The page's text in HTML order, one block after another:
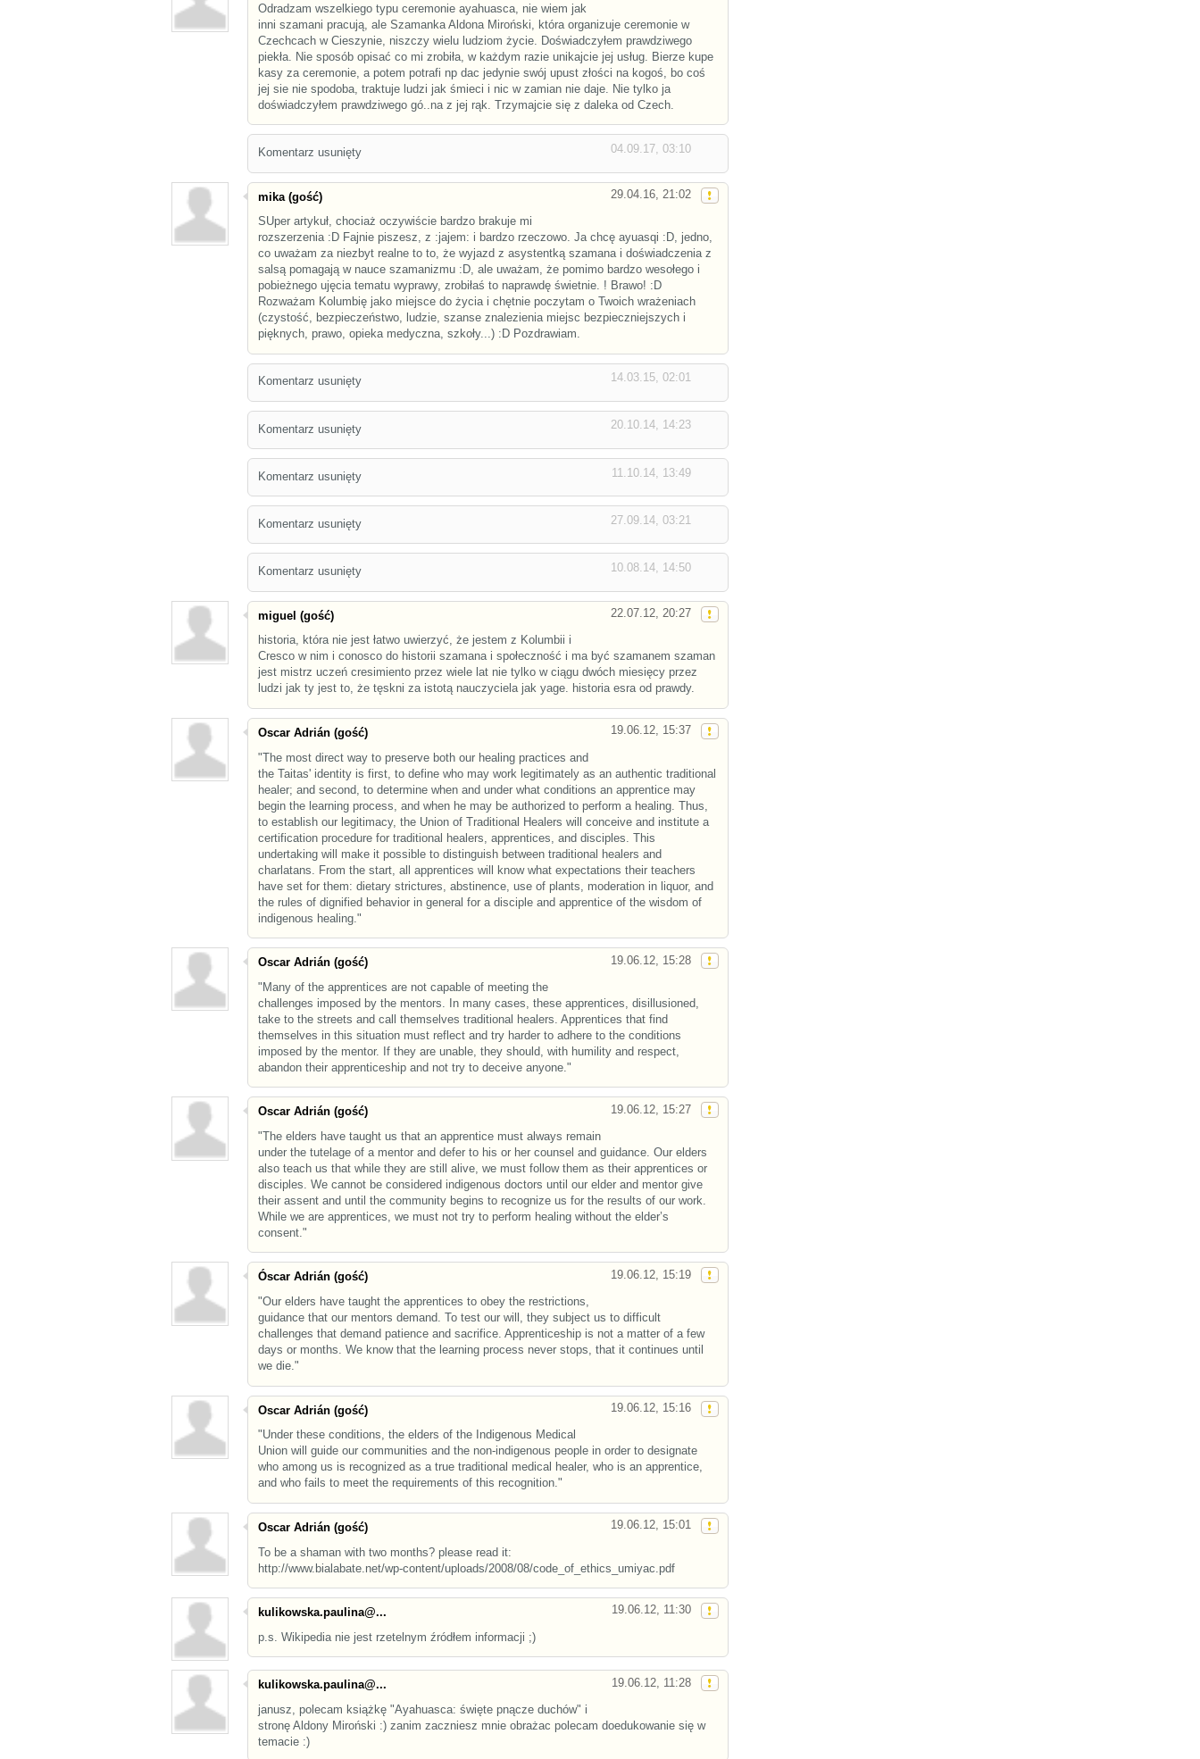
Odradzam wszelkiego typu ceremonie ayahuasca, nie wiem jak
inni szamani pracują, ale Szamanka Aldona Miroński, która organizuje ceremonie w
Czechcach w Cieszynie, niszczy wielu ludziom życie. Doświadczyłem prawdziwego
piekła. Nie sposób opisać co mi zrobiła, w każdym razie unikajcie jej usług. Bierze kupe
kasy za ceremonie, a potem potrafi np dac jedynie swój upust złości na kogoś, bo coś
jej sie nie spodoba, traktuje ludzi jak śmieci i nic w zamian nie daje. Nie tylko ja
doświadczyłem prawdziwego gó..na z jej rąk. Trzymajcie się z daleka od Czech.
04.09.17, 03:10
Komentarz usunięty
mika (gość) 29.04.16, 21:02
SUper artykuł, chociaż oczywiście bardzo brakuje mi
rozszerzenia :D Fajnie piszesz, z :jajem: i bardzo rzeczowo. Ja chcę ayuasqi :D, jedno,
co uważam za niezbyt realne to to, że wyjazd z asystentką szamana i doświadczenia z
salsą pomagają w nauce szamanizmu :D, ale uważam, że pomimo bardzo wesołego i
pobieżnego ujęcia tematu wyprawy, zrobiłaś to naprawdę świetnie. ! Brawo! :D
Rozważam Kolumbię jako miejsce do życia i chętnie poczytam o Twoich wrażeniach
(czystość, bezpieczeństwo, ludzie, szanse znalezienia miejsc bezpieczniejszych i
pięknych, prawo, opieka medyczna, szkoły...) :D Pozdrawiam.
14.03.15, 02:01
Komentarz usunięty
20.10.14, 14:23
Komentarz usunięty
11.10.14, 13:49
Komentarz usunięty
27.09.14, 03:21
Komentarz usunięty
10.08.14, 14:50
Komentarz usunięty
miguel (gość) 22.07.12, 20:27
historia, która nie jest łatwo uwierzyć, że jestem z Kolumbii i
Cresco w nim i conosco do historii szamana i społeczność i ma być szamanem szaman
jest mistrz uczeń cresimiento przez wiele lat nie tylko w ciągu dwóch miesięcy przez
ludzi jak ty jest to, że tęskni za istotą nauczyciela jak yage. historia esra od prawdy.
Oscar Adrián (gość) 19.06.12, 15:37
"The most direct way to preserve both our healing practices and
the Taitas' identity is first, to define who may work legitimately as an authentic traditional
healer; and second, to determine when and under what conditions an apprentice may
begin the learning process, and when he may be authorized to perform a healing. Thus,
to establish our legitimacy, the Union of Traditional Healers will conceive and institute a
certification procedure for traditional healers, apprentices, and disciples. This
undertaking will make it possible to distinguish between traditional healers and
charlatans. From the start, all apprentices will know what expectations their teachers
have set for them: dietary strictures, abstinence, use of plants, moderation in liquor, and
the rules of dignified behavior in general for a disciple and apprentice of the wisdom of
indigenous healing."
Oscar Adrián (gość) 19.06.12, 15:28
‎"Many of the apprentices are not capable of meeting the
challenges imposed by the mentors. In many cases, these apprentices, disillusioned,
take to the streets and call themselves traditional healers. Apprentices that find
themselves in this situation must reflect and try harder to adhere to the conditions
imposed by the mentor. If they are unable, they should, with humility and respect,
abandon their apprenticeship and not try to deceive anyone."
Oscar Adrián (gość) 19.06.12, 15:27
‎"The elders have taught us that an apprentice must always remain
under the tutelage of a mentor and defer to his or her counsel and guidance. Our elders
also teach us that while they are still alive, we must follow them as their apprentices or
disciples. We cannot be considered indigenous doctors until our elder and mentor give
their assent and until the community begins to recognize us for the results of our work.
While we are apprentices, we must not try to perform healing without the elder’s
consent."
Óscar Adrián (gość) 19.06.12, 15:19
"Our elders have taught the apprentices to obey the restrictions,
guidance that our mentors demand. To test our will, they subject us to difficult
challenges that demand patience and sacrifice. Apprenticeship is not a matter of a few
days or months. We know that the learning process never stops, that it continues until
we die."
Oscar Adrián (gość) 19.06.12, 15:16
"Under these conditions, the elders of the Indigenous Medical
Union will guide our communities and the non-indigenous people in order to designate
who among us is recognized as a true traditional medical healer, who is an apprentice,
and who fails to meet the requirements of this recognition."
Oscar Adrián (gość) 19.06.12, 15:01
To be a shaman with two months? please read it:
http://www.bialabate.net/wp-content/uploads/2008/08/code_of_ethics_umiyac.pdf
kulikowska.paulina@... 19.06.12, 11:30
p.s. Wikipedia nie jest rzetelnym źródłem informacji ;)
kulikowska.paulina@... 19.06.12, 11:28
janusz, polecam książkę "Ayahuasca: święte pnącze duchów" i
stronę Aldony Miroński :) zanim zaczniesz mnie obrażac polecam doedukowanie się w
temacie :)